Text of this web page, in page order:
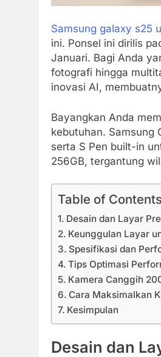
Samsung galaxy s25
ini. Ponsel ini dirilis
Januari. Bagi Anda
fotografi hingga
inovasi AI,
Bayangkan Anda
kebutuhan. Samsung
serta S Pen built-in
256GB, tergantung
Table of Contents
Desain dan Layar
Keunggulan Layar
Spesifikasi dan
Tips Optimasi
Kamera Canggih
Cara Maksimalkan
Kesimpulan
Desain dan